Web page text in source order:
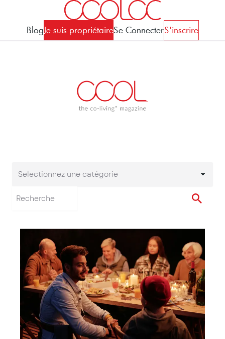
BlogJe suis propriétaireSe ConnecterS'inscrire
Selectionnez une
Selectionnez une catégorie